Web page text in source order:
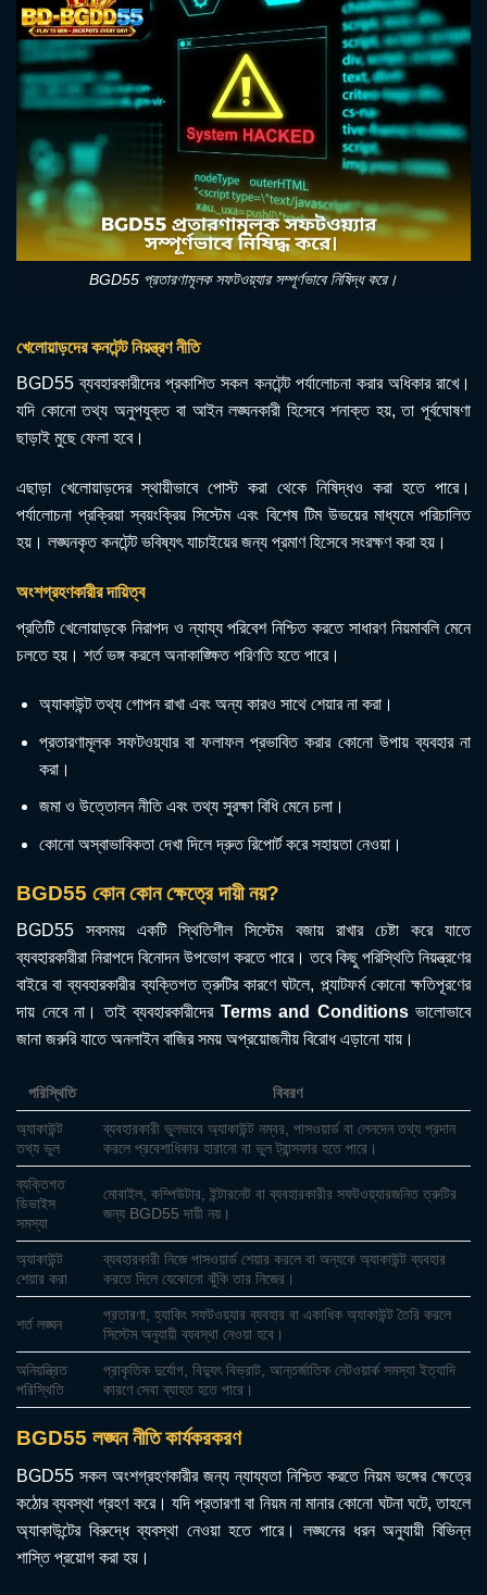
BGD55 প্রতারণামূলক সফটওয়্যার সম্পূর্ণভাবে নিষিদ্ধ করে।
খেলোয়াড়দের কনটেন্ট নিয়ন্ত্রণ নীতি
BGD55 ব্যবহারকারীদের প্রকাশিত সকল কনটেন্ট পর্যালোচনা করার অধিকার রাখে।
যদি কোনো তথ্য অনুপযুক্ত বা আইন লঙ্ঘনকারী হিসেবে শনাক্ত হয়, তা পূর্বঘোষণা
ছাড়াই মুছে ফেলা হবে।
এছাড়া খেলোয়াড়দের স্থায়ীভাবে পোস্ট করা থেকে নিষিদ্ধও করা হতে পারে।
পর্যালোচনা প্রক্রিয়া স্বয়ংক্রিয় সিস্টেম এবং বিশেষ টিম উভয়ের মাধ্যমে পরিচালিত
হয়। লঙ্ঘনকৃত কনটেন্ট ভবিষ্যৎ যাচাইয়ের জন্য প্রমাণ হিসেবে সংরক্ষণ করা হয়।
অংশগ্রহণকারীর দায়িত্ব
প্রতিটি খেলোয়াড়কে নিরাপদ ও ন্যায্য পরিবেশ নিশ্চিত করতে সাধারণ নিয়মাবলি মেনে
চলতে হয়। শর্ত ভঙ্গ করলে অনাকাঙ্ক্ষিত পরিণতি হতে পারে।
অ্যাকাউন্ট তথ্য গোপন রাখা এবং অন্য কারও সাথে শেয়ার না করা।
প্রতারণামূলক সফটওয়্যার বা ফলাফল প্রভাবিত করার কোনো উপায় ব্যবহার না
করা।
জমা ও উত্তোলন নীতি এবং তথ্য সুরক্ষা বিধি মেনে চলা।
কোনো অস্বাভাবিকতা দেখা দিলে দ্রুত রিপোর্ট করে সহায়তা নেওয়া।
BGD55 কোন কোন ক্ষেত্রে দায়ী নয়?
BGD55 সবসময় একটি স্থিতিশীল সিস্টেম বজায় রাখার চেষ্টা করে যাতে
ব্যবহারকারীরা নিরাপদে বিনোদন উপভোগ করতে পারে। তবে কিছু পরিস্থিতি নিয়ন্ত্রণের
বাইরে বা ব্যবহারকারীর ব্যক্তিগত ত্রুটির কারণে ঘটলে, প্ল্যাটফর্ম কোনো ক্ষতিপূরণের
দায় নেবে না। তাই ব্যবহারকারীদের Terms and Conditionsভালোভাবে
জানা জরুরি যাতে অনলাইন বাজির সময় অপ্রয়োজনীয় বিরোধ এড়ানো যায়।
পরিস্থিতি বিবরণ
অ্যাকাউন্ট
তথ্য ভুল
ব্যবহারকারী ভুলভাবে অ্যাকাউন্ট নম্বর, পাসওয়ার্ড বা লেনদেন তথ্য প্রদান
করলে প্রবেশাধিকার হারানো বা ভুল ট্রান্সফার হতে পারে।
ব্যক্তিগত
ডিভাইস
সমস্যা
মোবাইল, কম্পিউটার, ইন্টারনেট বা ব্যবহারকারীর সফটওয়্যারজনিত ত্রুটির
জন্য BGD55 দায়ী নয়।
অ্যাকাউন্ট
শেয়ার করা
ব্যবহারকারী নিজে পাসওয়ার্ড শেয়ার করলে বা অন্যকে অ্যাকাউন্ট ব্যবহার
করতে দিলে যেকোনো ঝুঁকি তার নিজের।
শর্ত লঙ্ঘন
প্রতারণা, হ্যাকিং সফটওয়্যার ব্যবহার বা একাধিক অ্যাকাউন্ট তৈরি করলে
সিস্টেম অনুযায়ী ব্যবস্থা নেওয়া হবে।
অনিয়ন্ত্রিত
পরিস্থিতি
প্রাকৃতিক দুর্যোগ, বিদ্যুৎ বিভ্রাট, আন্তর্জাতিক নেটওয়ার্ক সমস্যা ইত্যাদি
কারণে সেবা ব্যাহত হতে পারে।
BGD55 লঙ্ঘন নীতি কার্যকরকরণ
BGD55 সকল অংশগ্রহণকারীর জন্য ন্যায্যতা নিশ্চিত করতে নিয়ম ভঙ্গের ক্ষেত্রে
কঠোর ব্যবস্থা গ্রহণ করে। যদি প্রতারণা বা নিয়ম না মানার কোনো ঘটনা ঘটে, তাহলে
অ্যাকাউন্টের বিরুদ্ধে ব্যবস্থা নেওয়া হতে পারে। লঙ্ঘনের ধরন অনুযায়ী বিভিন্ন
শাস্তি প্রয়োগ করা হয়।